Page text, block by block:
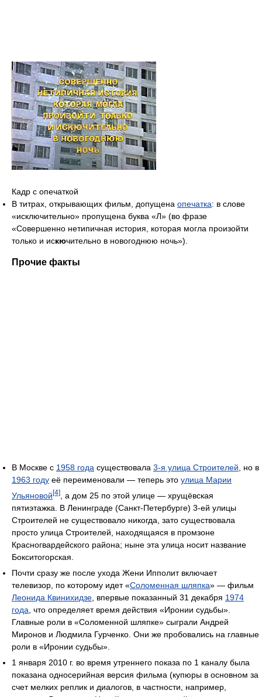
Кадр с опечаткой
В титрах, открывающих фильм, допущена опечатка: в слове
«исключительно» пропущена буква «Л» (во фразе
«Совершенно нетипичная история, которая могла произойти
только и искючительно в новогоднюю ночь»).
Прочие факты
В Москве с 1958 года существовала 3-я улица Строителей, но в
1963 году её переименовали — теперь это улица Марии
Ульяновой [4]
, а дом 25 по этой улице — хрущёвская
пятиэтажка. В Ленинграде (Санкт-Петербурге) 3-ей улицы
Строителей не существовало никогда, зато существовала
просто улица Строителей, находящаяся в промзоне
Красногвардейского района; ныне эта улица носит название
Бокситогорская.
Почти сразу же после ухода Жени Ипполит включает
телевизор, по которому идет «Соломенная шляпка» — фильм
Леонида Квинихидзе , впервые показанный 31 декабря 1974
года , что определяет время действия «Иронии судьбы».
Главные роли в «Соломенной шляпке» сыграли Андрей
Миронов и Людмила Гурченко. Они же пробовались на главные
роли в «Иронии судьбы».
1 января 2010 г. во время утреннего показа по 1 каналу была
показана односерийная версия фильма (купюры в основном за
счет мелких реплик и диалогов, в частности, например,